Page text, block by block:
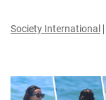
Society International